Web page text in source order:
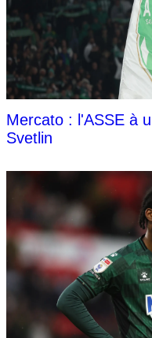
Mercato : l'ASSE à
Svetlin